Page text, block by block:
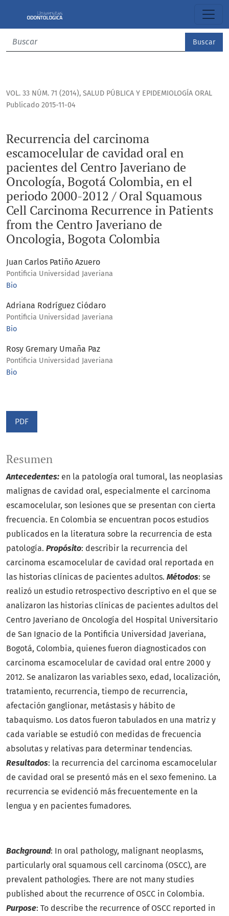
Buscar
VOL. 33 NÚM. 71 (2014), SALUD PÚBLICA Y EPIDEMIOLOGÍA ORAL
Recurrencia del carcinoma
escamocelular de cavidad oral en
pacientes del Centro Javeriano de
Oncología, Bogotá Colombia, en el
periodo 2000-2012 / Oral Squamous
Cell Carcinoma Recurrence in Patients
from the Centro Javeriano de
Oncologia, Bogota Colombia
Publicado 2015-11-04
Juan Carlos Patiño Azuero
Pontificia Universidad Javeriana
Bio
Adriana Rodríguez Ciódaro
Pontificia Universidad Javeriana
Bio
Rosy Gremary Umaña Paz
Pontificia Universidad Javeriana
Bio
PDF
Resumen
Antecedentes: en la patología oral tumoral, las neoplasias
malignas de cavidad oral, especialmente el carcinoma
escamocelular, son lesiones que se presentan con cierta
frecuencia. En Colombia se encuentran pocos estudios
publicados en la literatura sobre la recurrencia de esta
patología. Propósito: describir la recurrencia del
carcinoma escamocelular de cavidad oral reportada en
las historias clínicas de pacientes adultos. Métodos: se
realizó un estudio retrospectivo descriptivo en el que se
analizaron las historias clínicas de pacientes adultos del
Centro Javeriano de Oncología del Hospital Universitario
de San Ignacio de la Pontificia Universidad Javeriana,
Bogotá, Colombia, quienes fueron diagnosticados con
carcinoma escamocelular de cavidad oral entre 2000 y
2012. Se analizaron las variables sexo, edad, localización,
tratamiento, recurrencia, tiempo de recurrencia,
afectación ganglionar, metástasis y hábito de
tabaquismo. Los datos fueron tabulados en una matriz y
cada variable se estudió con medidas de frecuencia
absolutas y relativas para determinar tendencias.
Resultados: la recurrencia del carcinoma escamocelular
de cavidad oral se presentó más en el sexo femenino. La
recurrencia se evidenció más frecuentemente en la
lengua y en pacientes fumadores.
Background: In oral pathology, malignant neoplasms,
particularly oral squamous cell carcinoma (OSCC), are
prevalent pathologies. There are not many studies
published about the recurrence of OSCC in Colombia.
Purpose: To describe the recurrence of OSCC reported in